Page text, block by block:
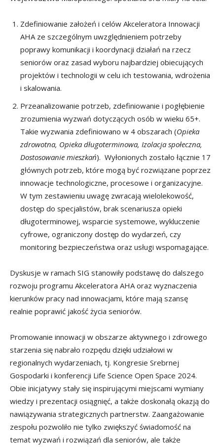
Zdefiniowanie założeń i celów Akceleratora Innowacji
AHA ze szczególnym uwzględnieniem potrzeby
poprawy komunikacji i koordynacji działań na rzecz
seniorów oraz zasad wyboru najbardziej obiecujących
projektów i technologii w celu ich testowania, wdrożenia
i skalowania.
Przeanalizowanie potrzeb, zdefiniowanie i pogłębienie
zrozumienia wyzwań dotyczących osób w wieku 65+.
Takie wyzwania zdefiniowano w 4 obszarach (Opieka
zdrowotna, Opieka długoterminowa, Izolacja społeczna,
Dostosowanie mieszkań). Wyłonionych zostało łącznie 17
głównych potrzeb, które mogą być rozwiązane poprzez
innowacje technologiczne, procesowe i organizacyjne.
W tym zestawieniu uwagę zwracają wielolekowość,
dostęp do specjalistów, brak scenariusza opieki
długoterminowej, wsparcie systemowe, wykluczenie
cyfrowe, ograniczony dostęp do wydarzeń, czy
monitoring bezpieczeństwa oraz usługi wspomagające.
Dyskusje w ramach SIG stanowiły podstawę do dalszego
rozwoju programu Akceleratora AHA oraz wyznaczenia
kierunków pracy nad innowacjami, które mają szansę
realnie poprawić jakość życia seniorów.
Promowanie innowacji w obszarze aktywnego i zdrowego
starzenia się nabrało rozpędu dzięki udziałowi w
regionalnych wydarzeniach, tj. Kongresie Srebrnej
Gospodarki i konferencji Life Science Open Space 2024.
Obie inicjatywy stały się inspirującymi miejscami wymiany
wiedzy i prezentacji osiągnięć, a także doskonałą okazją do
nawiązywania strategicznych partnerstw. Zaangażowanie
zespołu pozwoliło nie tylko zwiększyć świadomość na
temat wyzwań i rozwiązań dla seniorów, ale także